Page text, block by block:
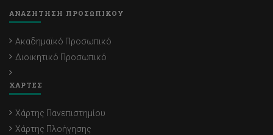
ΑΝΑΖΗΤΗΣΗ ΠΡΟΣΩΠΙΚΟΥ
Ακαδημαϊκό Προσωπικό
Διοικητικό Προσωπικό
ΧΑΡΤΕΣ
Χάρτης Πανεπιστημίου
Χάρτης Πλοήγησης